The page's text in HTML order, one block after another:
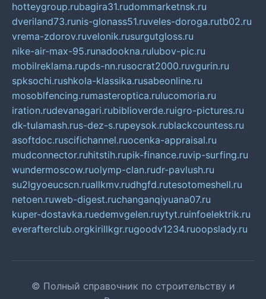
hotteygroup.rubagira31.rudommarketnsk.ru
dveriland73.runis-glonass51.ruveles-doroga.rutb02.ru
vrema-zdorov.ruvelonik.rusurgutgloss.ru
nike-air-max-95.runadookna.rulubov-pic.ru
mobilreklama.rupds-nn.rusocrat2000.ruvgurin.ru
spksochi.rushkola-klassika.rusabeonline.ru
mosoblfencing.rumasteroptica.rulucomoria.ru
iration.rudevanagari.rubiblioverde.ruigro-pictures.ru
dk-tulamash.rus-dez-s.rupeysok.rublackcountess.ru
asoftdoc.ruscifichannel.ruocenka-appraisal.ru
mudconnector.ruhitstih.rupik-finance.ruvip-surfing.ru
wundermoscow.ruolymp-clan.rudr-pavlush.ru
su2lgyoeucscn.ruallkmv.rudhgfd.rutesotomeshell.ru
netoen.ruweb-digest.ruchanganqiyuana07.ru
kuper-dostavka.ruedemvgelen.ruytyt.ruinfoelektrik.ru
everafterclub.orgkirillkgr.rugoodv1234.ruoopslady.ru
© Полный справочник по строительству и